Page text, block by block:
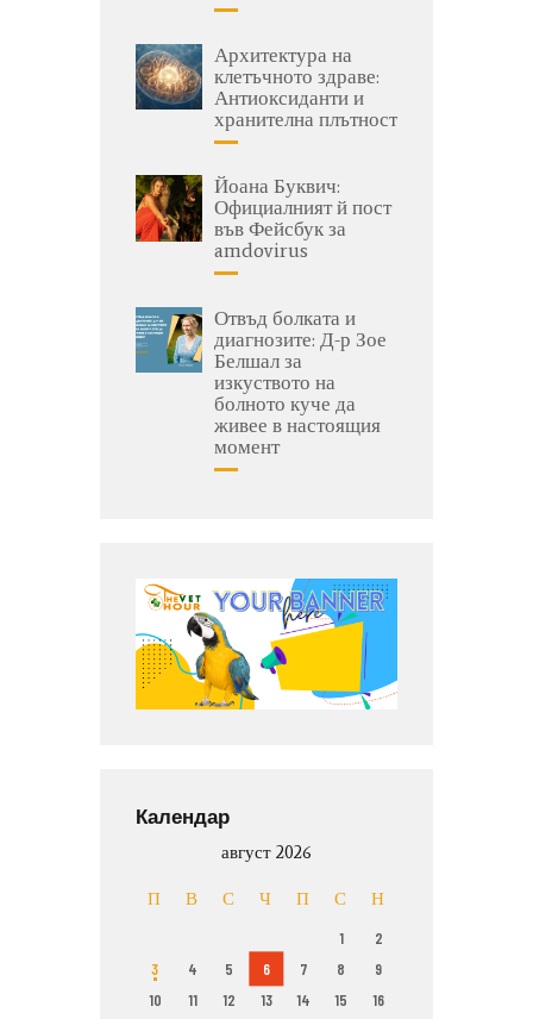
Архитектура на
клетъчното здраве:
Антиоксиданти и
хранителна плътност
Йоана Буквич:
Официалният й пост
във Фейсбук за
amdovirus
Отвъд болката и
диагнозите: Д-р Зое
Белшал за
изкуството на
болното куче да
живее в настоящия
момент
Календар
август 2026
П В С Ч П С Н
1
2
3
4 5 6 7 8
9
10
11 12 13 14 15
16